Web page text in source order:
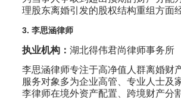
理股东离婚引发的股权结构重组方面
3. 李思涵律师
执业机构： 湖北得伟君尚律师事务所
李思涵律师专注于高净值人群离婚财
服务对象多为企业高管、专业人士及
李律师在境外资产配置、跨境财产分